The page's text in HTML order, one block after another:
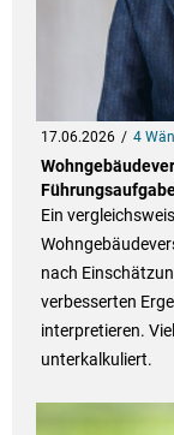
17.06.2026 4
Ein
nach
verbesserten
interpretieren.
unterkalkuliert.